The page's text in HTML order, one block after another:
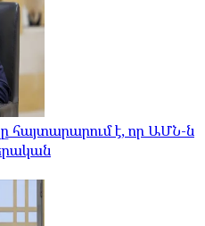
հայտարարում է, որ ԱՄՆ-ն